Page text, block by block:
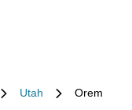
Utah Orem